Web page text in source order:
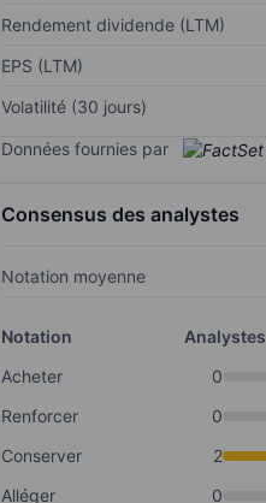
Rendement dividende (LTM)
EPS (LTM)
Volatilité (30 jours)
Données fournies par
Consensus des analystes
Notation moyenne
Notation
Analystes
Acheter
0
Renforcer
0
Conserver
2
Alléger
0